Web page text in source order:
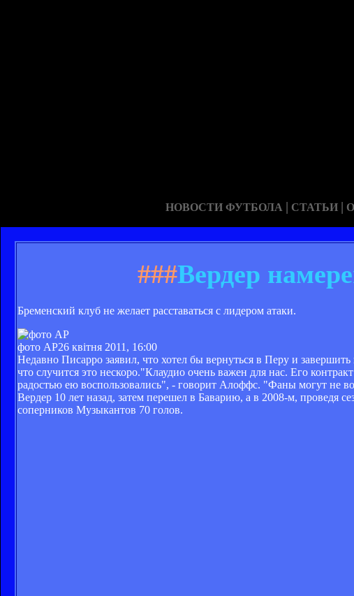
НОВОСТИ ФУТБОЛА | СТАТЬИ |
###Вердер
Бременский клуб не желает расставаться с лидером атаки.
фото АР26 квітня 2011, 16:00
Недавно Писарро заявил, что хотел бы вернуться в Перу и
что случится это нескоро."Клаудио очень важен для нас. Его
радостью ею воспользовались", - говорит Алоффс. "Фаны могут не
Вердер 10 лет назад, затем перешел в Баварию, а в 2008-м, проведя
соперников Музыкантов 70 голов.